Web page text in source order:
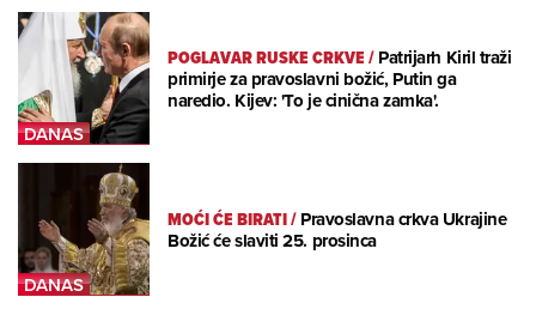
POGLAVAR RUSKE CRKVE/Patrijarh Kiril traži
primirje za pravoslavni božić, Putin ga
naredio. Kijev: 'To je cinična zamka'.
MOĆI ĆE BIRATI/Pravoslavna crkva Ukrajine
Božić će slaviti 25. prosinca